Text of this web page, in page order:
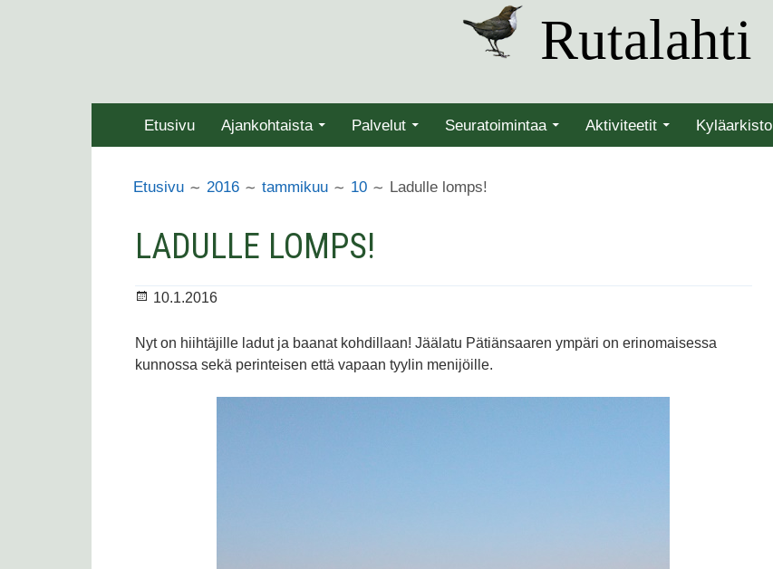
Rutalahti
ENSISIJAINEN
VALIKKO
Etusivu Ajankohtaista Palvelut Seuratoimintaa Aktiviteetit Kyläarkisto
Etusivu 2016 tammikuu 10 Ladulle lomps!
LADULLE LOMPS!
Julkaistu
10.1.2016
Nyt on hiihtäjille ladut ja baanat kohdillaan! Jäälatu Pätiänsaaren ympäri on erinomaisessa
kunnossa sekä perinteisen että vapaan tyylin menijöille.